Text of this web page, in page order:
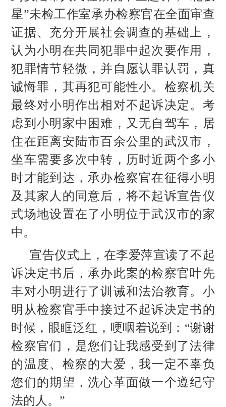
星”未检工作室承办检察官在全面审查
证据、充分开展社会调查的基础上，
认为小明在共同犯罪中起次要作用，
犯罪情节轻微，并自愿认罪认罚，真
诚悔罪，其再犯可能性小。检察机关
最终对小明作出相对不起诉决定。考
虑到小明家中困难，又无自驾车，居
住在距离安陆市百余公里的武汉市，
坐车需要多次中转 ， 历时近两个多小
时才能到达，承办检察官在征得小明
及其家人的同意后，将不起诉宣告仪
式场地设置在了小明位于武汉市的家
中。
宣告仪式上，在李爱萍宣读了不起
诉决定书后，承办此案的检察官叶先
丰对小明进行了训诫和法治教育。小
明从检察官手中接过不起诉决定书的
时候，眼眶泛红，哽咽着说到： “谢谢
检察官们，是您们让我感受到了法律
的温度、检察的大爱，我一定不辜负
您们的期望，洗心革面做一个遵纪守
法的人。”